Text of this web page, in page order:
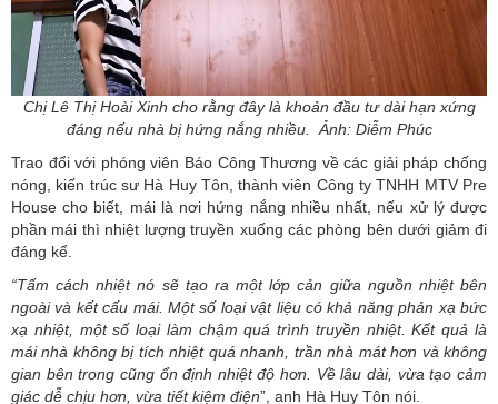
Chị Lê Thị Hoài Xinh cho rằng đây là khoản đầu tư dài hạn xứng
đáng nếu nhà bị hứng nắng nhiều. Ảnh: Diễm Phúc
Trao đổi với phóng viên Báo Công Thương về các giải pháp chống
nóng, kiến trúc sư Hà Huy Tôn, thành viên Công ty TNHH MTV Pre
House cho biết, mái là nơi hứng nắng nhiều nhất, nếu xử lý được
phần mái thì nhiệt lượng truyền xuống các phòng bên dưới giảm đi
đáng kể.
“Tấm cách nhiệt nó sẽ tạo ra một lớp cản giữa nguồn nhiệt bên
ngoài và kết cấu mái. Một số loại vật liệu có khả năng phản xạ bức
xạ nhiệt, một số loại làm chậm quá trình truyền nhiệt. Kết quả là
mái nhà không bị tích nhiệt quá nhanh, trần nhà mát hơn và không
gian bên trong cũng ổn định nhiệt độ hơn. Về lâu dài, vừa tạo cảm
giác dễ chịu hơn, vừa tiết kiệm điện”, anh Hà Huy Tôn nói.